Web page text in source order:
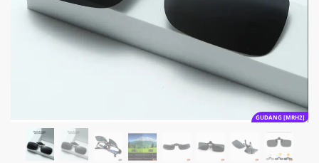
GUDANG [MRH2]